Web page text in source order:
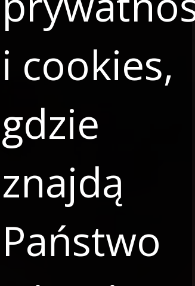
i cookies,
gdzie
znajdą
Państwo